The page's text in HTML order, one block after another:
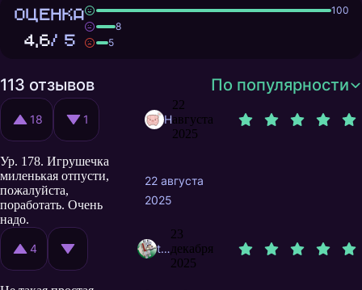
ОЦЕНКА
4,6/ 5
100
8
5
113 отзывов По популярности
18 1 HyHeHaDo
22
августа
2025
Ур. 178. Игрушечка
миленькая отпусти,
пожалуйста,
поработать. Очень
надо.
22 августа
2025
4 timofeynch
23
декабря
2025